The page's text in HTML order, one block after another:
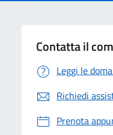
Contatta il
Leggi le
Richiedi
Prenota